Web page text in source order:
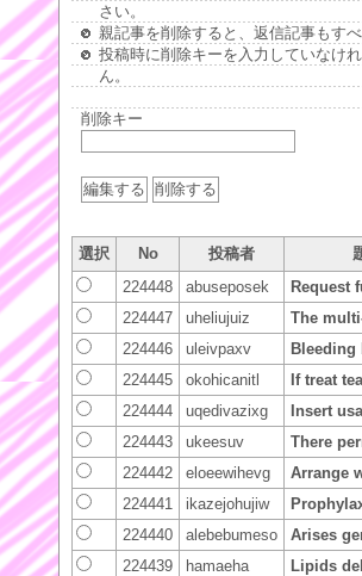
さい。
親記事を削除すると、返信記事もすべ
投稿時に削除キーを入力していなけ
ん。
削除キー
選択 No 投稿者
224448
abuseposek
Request
224447
uheliujuiz
The
224446
uleivpaxv
Bleeding
224445
okohicanitl
If treat
224444
uqedivazixg
Insert
224443
ukeesuv
There
224442
eloeewihevg
Arrange
224441
ikazejohujiw
224440
alebebumeso
Arises
224439
hamaeha Lipids